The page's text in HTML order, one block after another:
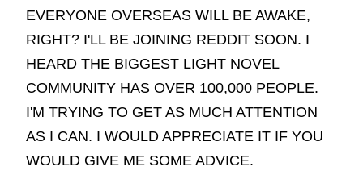
EVERYONE OVERSEAS WILL BE AWAKE,
RIGHT? I'LL BE JOINING REDDIT SOON. I
HEARD THE BIGGEST LIGHT NOVEL
COMMUNITY HAS OVER 100,000 PEOPLE.
I'M TRYING TO GET AS MUCH ATTENTION
AS I CAN. I WOULD APPRECIATE IT IF YOU
WOULD GIVE ME SOME ADVICE.